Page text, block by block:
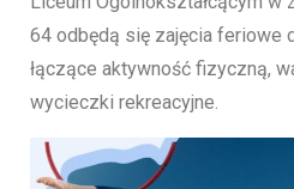
64 odbędą się zajęcia feriowe
łączące aktywność fizyczną,
wycieczki rekreacyjne.